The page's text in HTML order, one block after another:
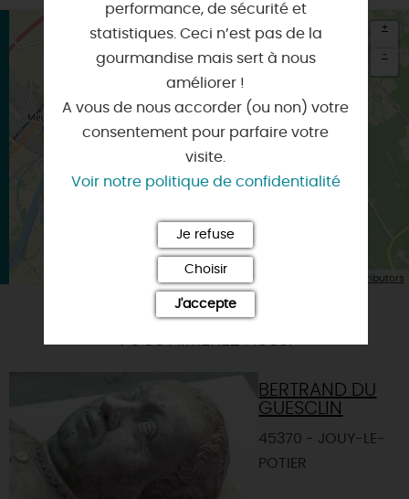
Itinéraire vers
CLERY-SAINT-ANDRE
+
-
| Map data © OpenStreetMap contributors
VOUS AIMEREZ AUSSI
BERTRAND DU
GUESCLIN
45370 - JOUY-LE-
POTIER
performance, de sécurité et
statistiques. Ceci n’est pas de la
gourmandise mais sert à nous
améliorer !
A vous de nous accorder (ou non) votre
consentement pour parfaire votre
visite.
Voir notre politique de confidentialité
Je refuse
Choisir
J'accepte